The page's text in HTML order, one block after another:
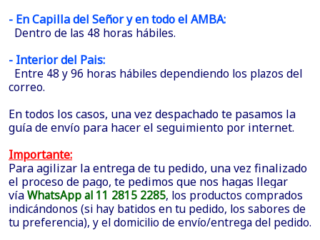
- En Capilla del Señor y en todo el AMBA:
Dentro de las 48 horas hábiles.
- Interior del Pais:
Entre 48 y 96 horas hábiles dependiendo los plazos del
correo.
En todos los casos, una vez despachado te pasamos la
guía de envío para hacer el seguimiento por internet.
Importante:
Para agilizar la entrega de tu pedido, una vez finalizado
el proceso de pago, te pedimos que nos hagas llegar
vía WhatsApp al 11 2815 2285, los productos comprados
indicándonos (si hay batidos en tu pedido, los sabores de
tu preferencia), y el domicilio de envío/entrega del pedido.